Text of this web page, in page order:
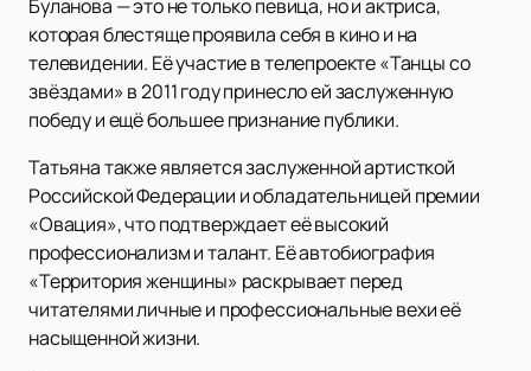
Буланова — это не только певица, но и актриса,
которая блестяще проявила себя в кино и на
телевидении. Её участие в телепроекте «Танцы со
звёздами» в 2011 году принесло ей заслуженную
победу и ещё большее признание публики.
Татьяна также является заслуженной артисткой
Российской Федерации и обладательницей премии
«Овация», что подтверждает её высокий
профессионализм и талант. Её автобиография
«Территория женщины» раскрывает перед
читателями личные и профессиональные вехи её
насыщенной жизни.